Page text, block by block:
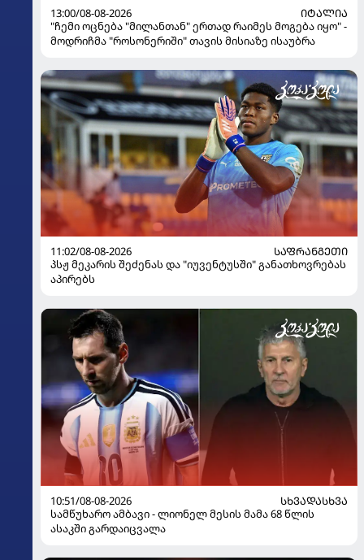
13:00/08-08-2026
ᲘᲢᲐᲚᲘᲐ
"ჩემი ოცნება "მილანთან" ერთად რაიმეს მოგება იყო" -
მოდრიჩმა "როსონერიში" თავის მისიაზე ისაუბრა
11:02/08-08-2026
ᲡᲐᲤᲠᲐᲜᲒᲔᲗᲘ
პსჟ მეკარის შეძენას და "იუვენტუსში" განათხოვრებას
აპირებს
10:51/08-08-2026
ᲡᲮᲕᲐᲓᲐᲡᲮᲕᲐ
სამწუხარო ამბავი - ლიონელ მესის მამა 68 წლის
ასაკში გარდაიცვალა